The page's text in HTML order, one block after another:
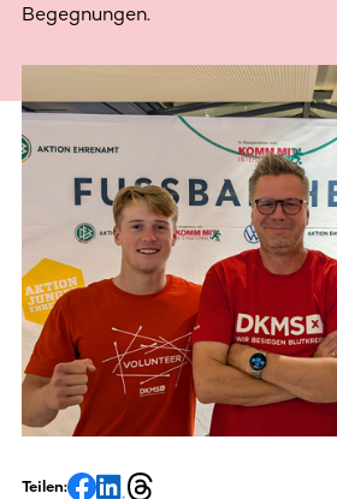
Begegnungen.
Teilen: